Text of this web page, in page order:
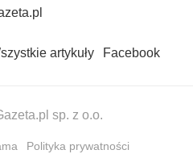
artykuły Facebook
sp. z o.o.
Polityka prywatności